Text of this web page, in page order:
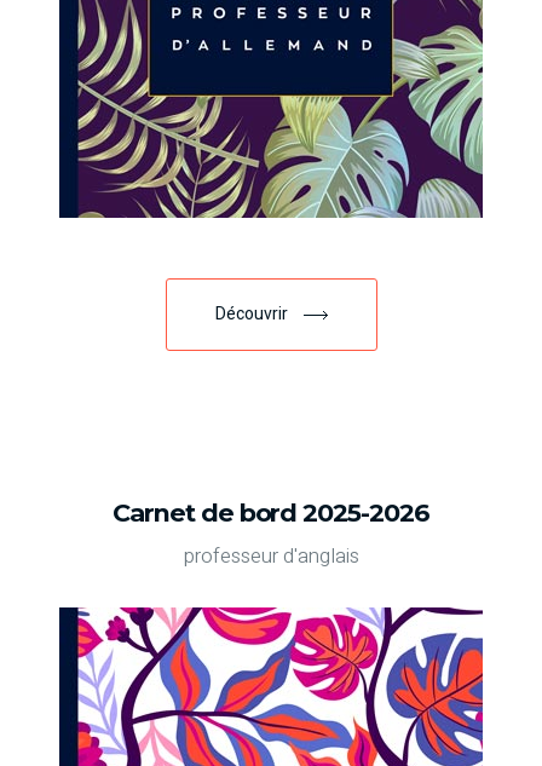
Découvrir
Carnet de bord 2025-2026
professeur d'anglais